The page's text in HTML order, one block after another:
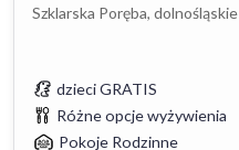
Szklarska Poręba, dolnośląskie
dzieci GRATIS
Różne opcje wyżywienia
Pokoje Rodzinne